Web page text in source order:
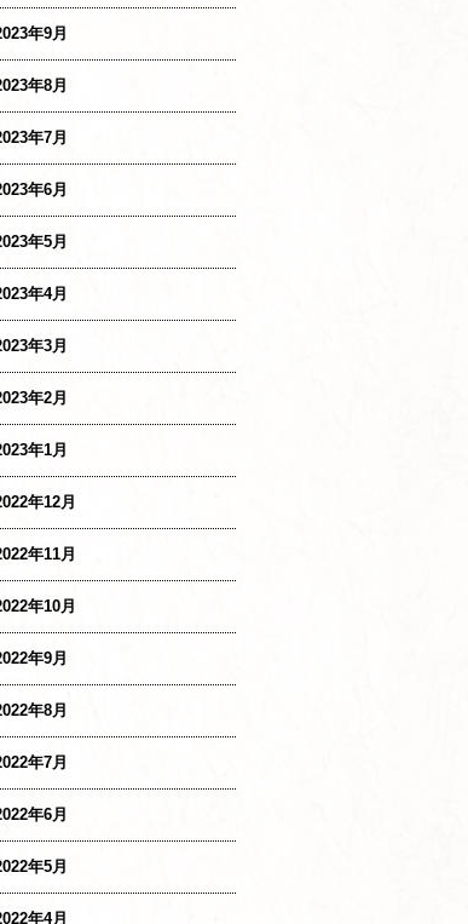
年9月
年8月
年7月
年6月
年5月
年4月
年3月
年2月
年1月
年12月
年11月
年10月
年9月
年8月
年7月
年6月
年5月
年4月